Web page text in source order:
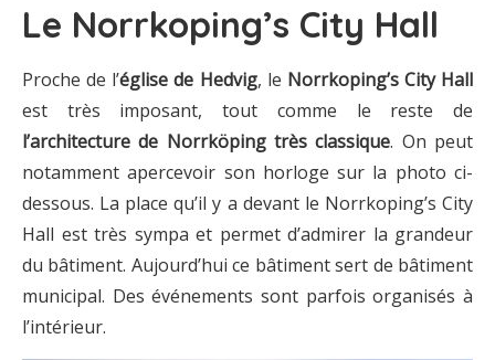
Le Norrkoping’s City Hall
Proche de l’église de Hedvig, le Norrkoping’s City Hall
est très imposant, tout comme le reste de
l’architecture de Norrköping très classique. On peut
notamment apercevoir son horloge sur la photo ci-
dessous. La place qu’il y a devant le Norrkoping’s City
Hall est très sympa et permet d’admirer la grandeur
du bâtiment. Aujourd’hui ce bâtiment sert de bâtiment
municipal. Des événements sont parfois organisés à
l’intérieur.